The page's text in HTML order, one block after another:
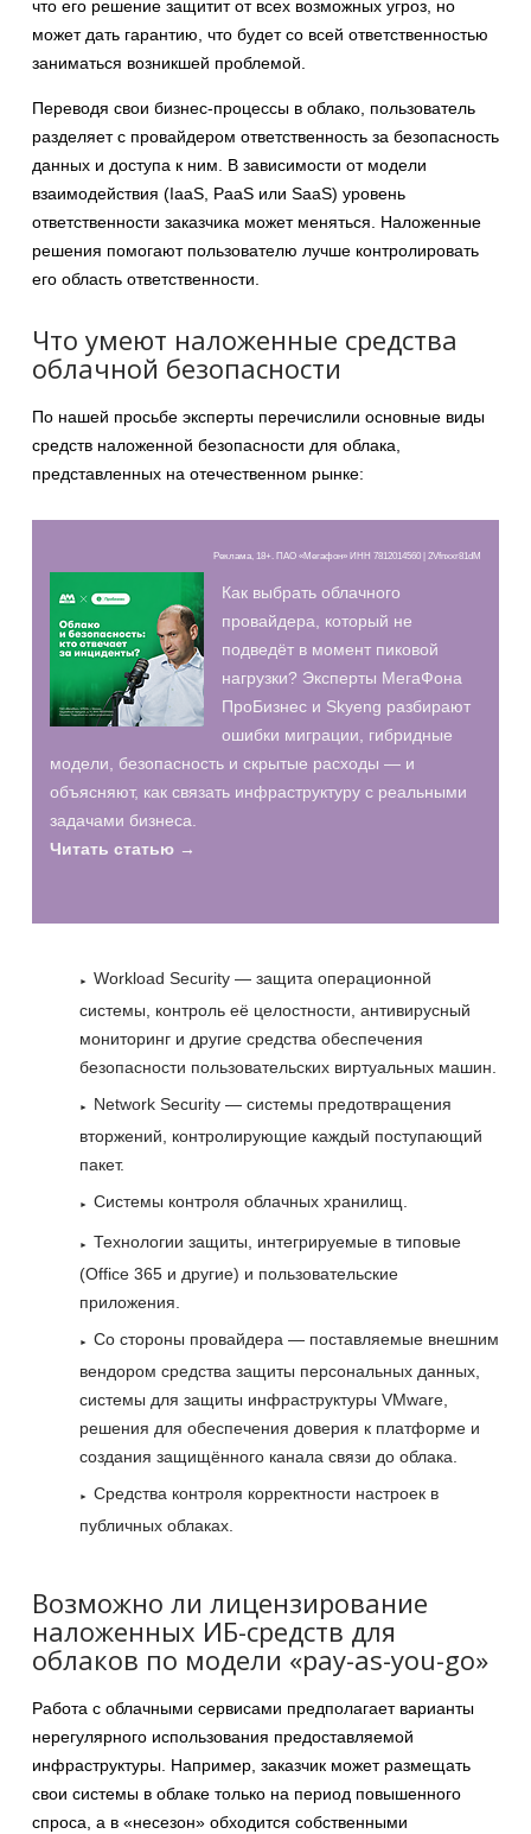
что его решение защитит от всех возможных угроз, но
может дать гарантию, что будет со всей ответственностью
заниматься возникшей проблемой.
Переводя свои бизнес-процессы в облако, пользователь
разделяет с провайдером ответственность за безопасность
данных и доступа к ним. В зависимости от модели
взаимодействия (IaaS, PaaS или SaaS) уровень
ответственности заказчика может меняться. Наложенные
решения помогают пользователю лучше контролировать
его область ответственности.
Что умеют наложенные средства
облачной безопасности
По нашей просьбе эксперты перечислили основные виды
средств наложенной безопасности для облака,
представленных на отечественном рынке:
Реклама, 18+. ПАО «Мегафон» ИНН 7812014560 | 2Vfnxxr81dM
Как выбрать облачного
провайдера, который не
подведёт в момент пиковой
нагрузки? Эксперты МегаФона
ПроБизнес и Skyeng разбирают
ошибки миграции, гибридные
модели, безопасность и скрытые расходы — и
объясняют, как связать инфраструктуру с реальными
задачами бизнеса.
Читать статью →
Workload Security — защита операционной
системы, контроль её целостности, антивирусный
мониторинг и другие средства обеспечения
безопасности пользовательских виртуальных машин.
Network Security — системы предотвращения
вторжений, контролирующие каждый поступающий
пакет.
Системы контроля облачных хранилищ.
Технологии защиты, интегрируемые в типовые
(Office 365 и другие) и пользовательские
приложения.
Со стороны провайдера — поставляемые внешним
вендором средства защиты персональных данных,
системы для защиты инфраструктуры VMware,
решения для обеспечения доверия к платформе и
создания защищённого канала связи до облака.
Средства контроля корректности настроек в
публичных облаках.
Возможно ли лицензирование
наложенных ИБ-средств для
облаков по модели «pay-as-you-go»
Работа с облачными сервисами предполагает варианты
нерегулярного использования предоставляемой
инфраструктуры. Например, заказчик может размещать
свои системы в облаке только на период повышенного
спроса, а в «несезон» обходится собственными